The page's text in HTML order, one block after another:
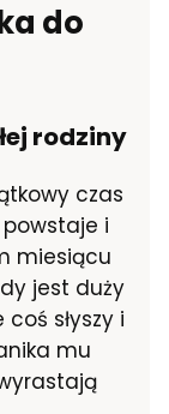
do
rodziny
czas
powstaje i
miesiącu
jest duży
słyszy i
mu